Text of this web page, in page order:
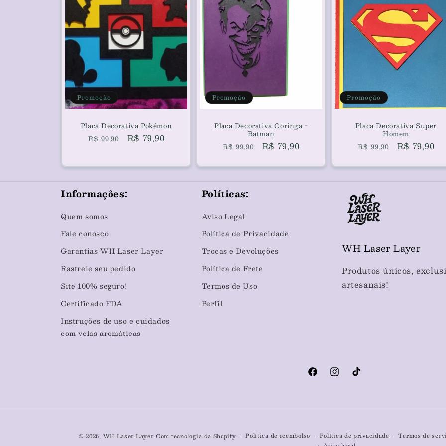
ã
o
Promoção
Placa Decorativa Pokémon
Preço
R$ 99,90
Preço
R$ 79,90
Promoção
Placa Decorativa Coringa -
Batman
Preço
R$ 99,90
Preço
R$ 79,90
Promoção
Placa Decorativa Super
Homem
Preço
R$ 99,90
Preço
R$ 79,90
Informações:
Quem somos
Fale conosco
Garantias WH Laser Layer
Rastreie seu pedido
Site 100% seguro!
Certificado FDA
Instruções de uso e cuidados
com velas aromáticas
Políticas:
Aviso Legal
Política de Privacidade
Trocas e Devoluções
Política de Frete
Termos de Uso
Perfil
WH Laser Layer
Produtos únicos,
artesanais!
FacebookInstagramTikTok
© 2026, WH Laser Layer Com tecnologia da Shopify Política de reembolso Política de privacidade
Termos de